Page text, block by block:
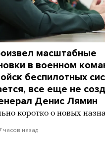
масштабные
в военном
беспилотных
все еще не
Денис Лямин
коротко о новых
часов назад